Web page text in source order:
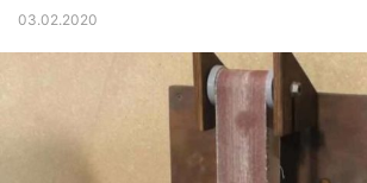
03.02.2020